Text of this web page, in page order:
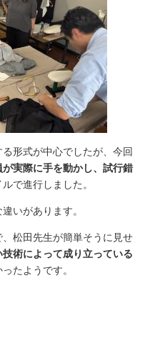
形式が中心でしたが、今回
実際に手を動かし、試行錯
で進行しました。
いがあります。
松田先生が簡単そうに見せ
技術によって成り立っている
たようです。